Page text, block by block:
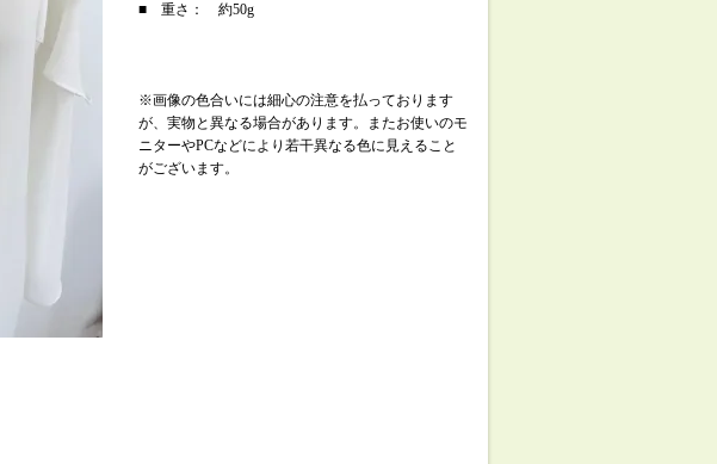
■ 重さ： 約50g
※画像の色合いには細心の注意を払っております
が、実物と異なる場合があります。またお使いのモ
ニターやPCなどにより若干異なる色に見えること
がございます。